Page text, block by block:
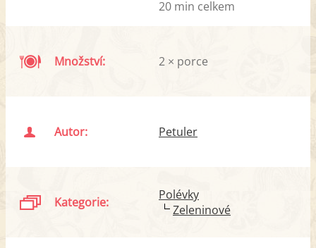
20 min celkem
Množství: 2 × porce
Autor: Petuler
Kategorie:
Polévky
Zeleninové